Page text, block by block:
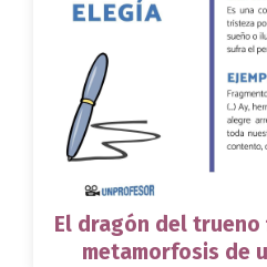
El dragón del
metamorfosis de